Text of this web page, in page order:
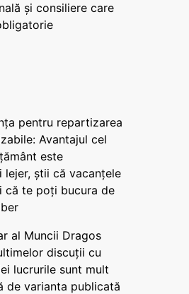
și consiliere care
pentru repartizarea
Avantajul cel
este
lejer, știi că vacanțele
că te poți bucura de
al Muncii Dragos
discuții cu
lucrurile sunt mult
de varianta publicată